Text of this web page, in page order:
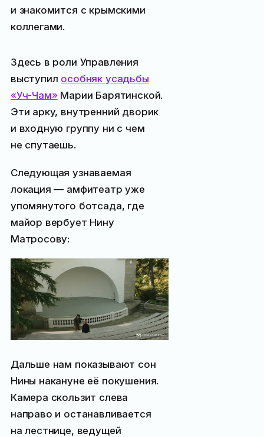
и знакомится с крымскими
коллегами.
Здесь в роли Управления
выступил особняк усадьбы
«Уч-Чам»Марии Барятинской.
Эти арку, внутренний дворик
и входную группу ни с чем
не спутаешь.
Следующая узнаваемая
локация — амфитеатр уже
упомянутого ботсада, где
майор вербует Нину
Матросову:
Дальше нам показывают сон
Нины накануне её покушения.
Камера скользит слева
направо и останавливается
на лестнице, ведущей